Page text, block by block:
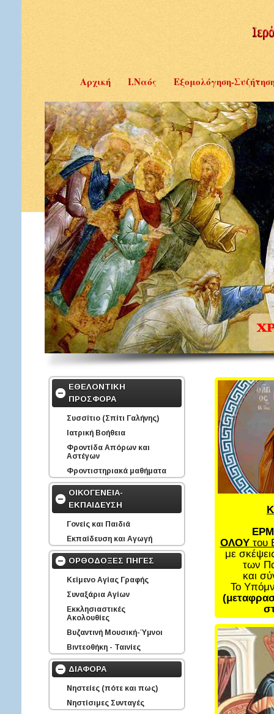
Αρχική Ι.Ναός Εξομολόγηση-
ΕΘΕΛΟΝΤΙΚΗ
ΠΡΟΣΦΟΡΑ
Συσσίτιο (Σπίτι Γαλήνης)
Ιατρική Βοήθεια
Φροντίδα Απόρων και
Αστέγων
Φροντιστηριακά μαθήματα
ΟΙΚΟΓΕΝΕΙΑ-
ΕΚΠΑΙΔΕΥΣΗ
Γονείς και Παιδιά
Εκπαίδευση και Αγωγή
ΟΡΘΟΔΟΞΕΣ ΠΗΓΕΣ
Κείμενο Αγίας Γραφής
Συναξάρια Αγίων
Εκκλησιαστικές
Ακολουθίες
Βυζαντινή Μουσική-Ύμνοι
Βιντεοθήκη - Ταινίες
ΔΙΑΦΟΡΑ
Νηστείες (πότε και πως)
Νηστίσιμες Συνταγές
ΟΛΟΥτου
με
των
και
Το